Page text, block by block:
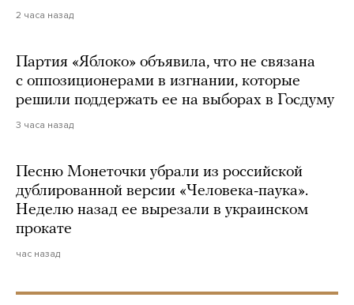
2 часа назад
Партия «Яблоко» объявила, что не связана
с оппозиционерами в изгнании, которые
решили поддержать ее на выборах в Госдуму
3 часа назад
Песню Монеточки убрали из российской
дублированной версии «Человека-паука».
Неделю назад ее вырезали в украинском
прокате
час назад